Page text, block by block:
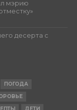
мэрию
десерта с
ПОГОДА